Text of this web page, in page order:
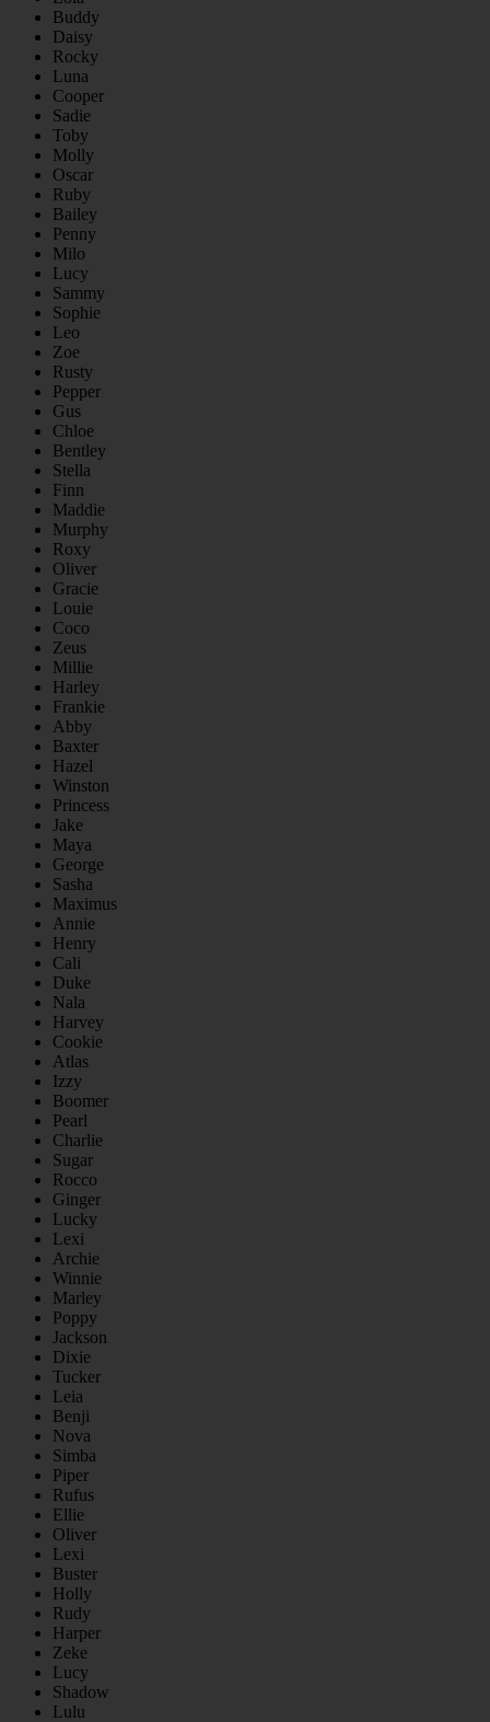
Buddy
Daisy
Rocky
Luna
Cooper
Sadie
Toby
Molly
Oscar
Ruby
Bailey
Penny
Milo
Lucy
Sammy
Sophie
Leo
Zoe
Rusty
Pepper
Gus
Chloe
Bentley
Stella
Finn
Maddie
Murphy
Roxy
Oliver
Gracie
Louie
Coco
Zeus
Millie
Harley
Frankie
Abby
Baxter
Hazel
Winston
Princess
Jake
Maya
George
Sasha
Maximus
Annie
Henry
Cali
Duke
Nala
Harvey
Cookie
Atlas
Izzy
Boomer
Pearl
Charlie
Sugar
Rocco
Ginger
Lucky
Lexi
Archie
Winnie
Marley
Poppy
Jackson
Dixie
Tucker
Leia
Benji
Nova
Simba
Piper
Rufus
Ellie
Oliver
Lexi
Buster
Holly
Rudy
Harper
Zeke
Lucy
Shadow
Lulu